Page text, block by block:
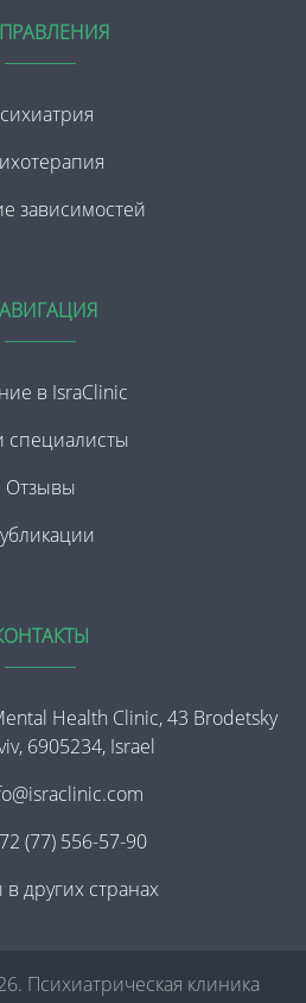
зависимостей
в IsraClinic
Отзывы
Health Clinic, 43 Brodetsky
6905234, Israel
(77) 556-57-90
в других странах
Психиатрическая клиника